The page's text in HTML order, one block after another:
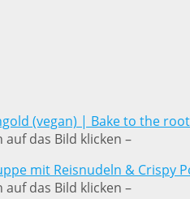
auf das Bild klicken –
auf das Bild klicken –